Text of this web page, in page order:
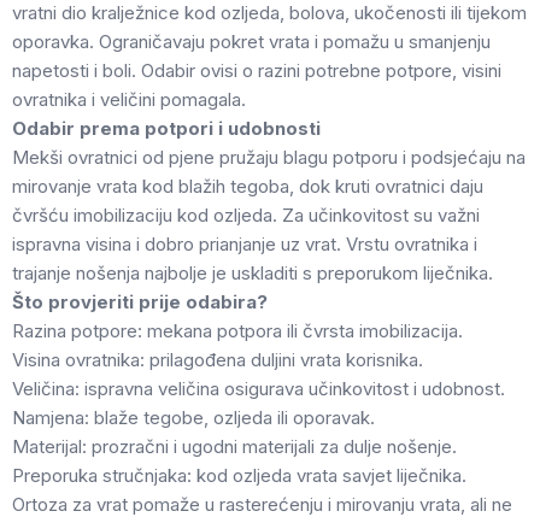
vratni dio kralježnice kod ozljeda, bolova, ukočenosti ili tijekom
oporavka. Ograničavaju pokret vrata i pomažu u smanjenju
napetosti i boli. Odabir ovisi o razini potrebne potpore, visini
ovratnika i veličini pomagala.
Odabir prema potpori i udobnosti
Mekši ovratnici od pjene pružaju blagu potporu i podsjećaju na
mirovanje vrata kod blažih tegoba, dok kruti ovratnici daju
čvršću imobilizaciju kod ozljeda. Za učinkovitost su važni
ispravna visina i dobro prianjanje uz vrat. Vrstu ovratnika i
trajanje nošenja najbolje je uskladiti s preporukom liječnika.
Što provjeriti prije odabira?
Razina potpore: mekana potpora ili čvrsta imobilizacija.
Visina ovratnika: prilagođena duljini vrata korisnika.
Veličina: ispravna veličina osigurava učinkovitost i udobnost.
Namjena: blaže tegobe, ozljeda ili oporavak.
Materijal: prozračni i ugodni materijali za dulje nošenje.
Preporuka stručnjaka: kod ozljeda vrata savjet liječnika.
Ortoza za vrat pomaže u rasterećenju i mirovanju vrata, ali ne